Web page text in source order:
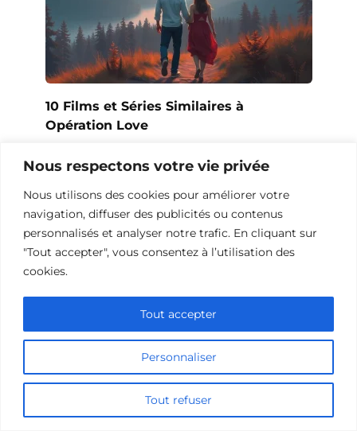
Nous respectons votre vie privée
Nous utilisons des cookies pour améliorer votre
navigation, diffuser des publicités ou contenus
personnalisés et analyser notre trafic. En cliquant sur
"Tout accepter", vous consentez à l’utilisation des
cookies.
Personnaliser
Tout refuser
Tout accepter
10 Films et Séries Similaires à
Opération Love
pour les Fans de Vitesse